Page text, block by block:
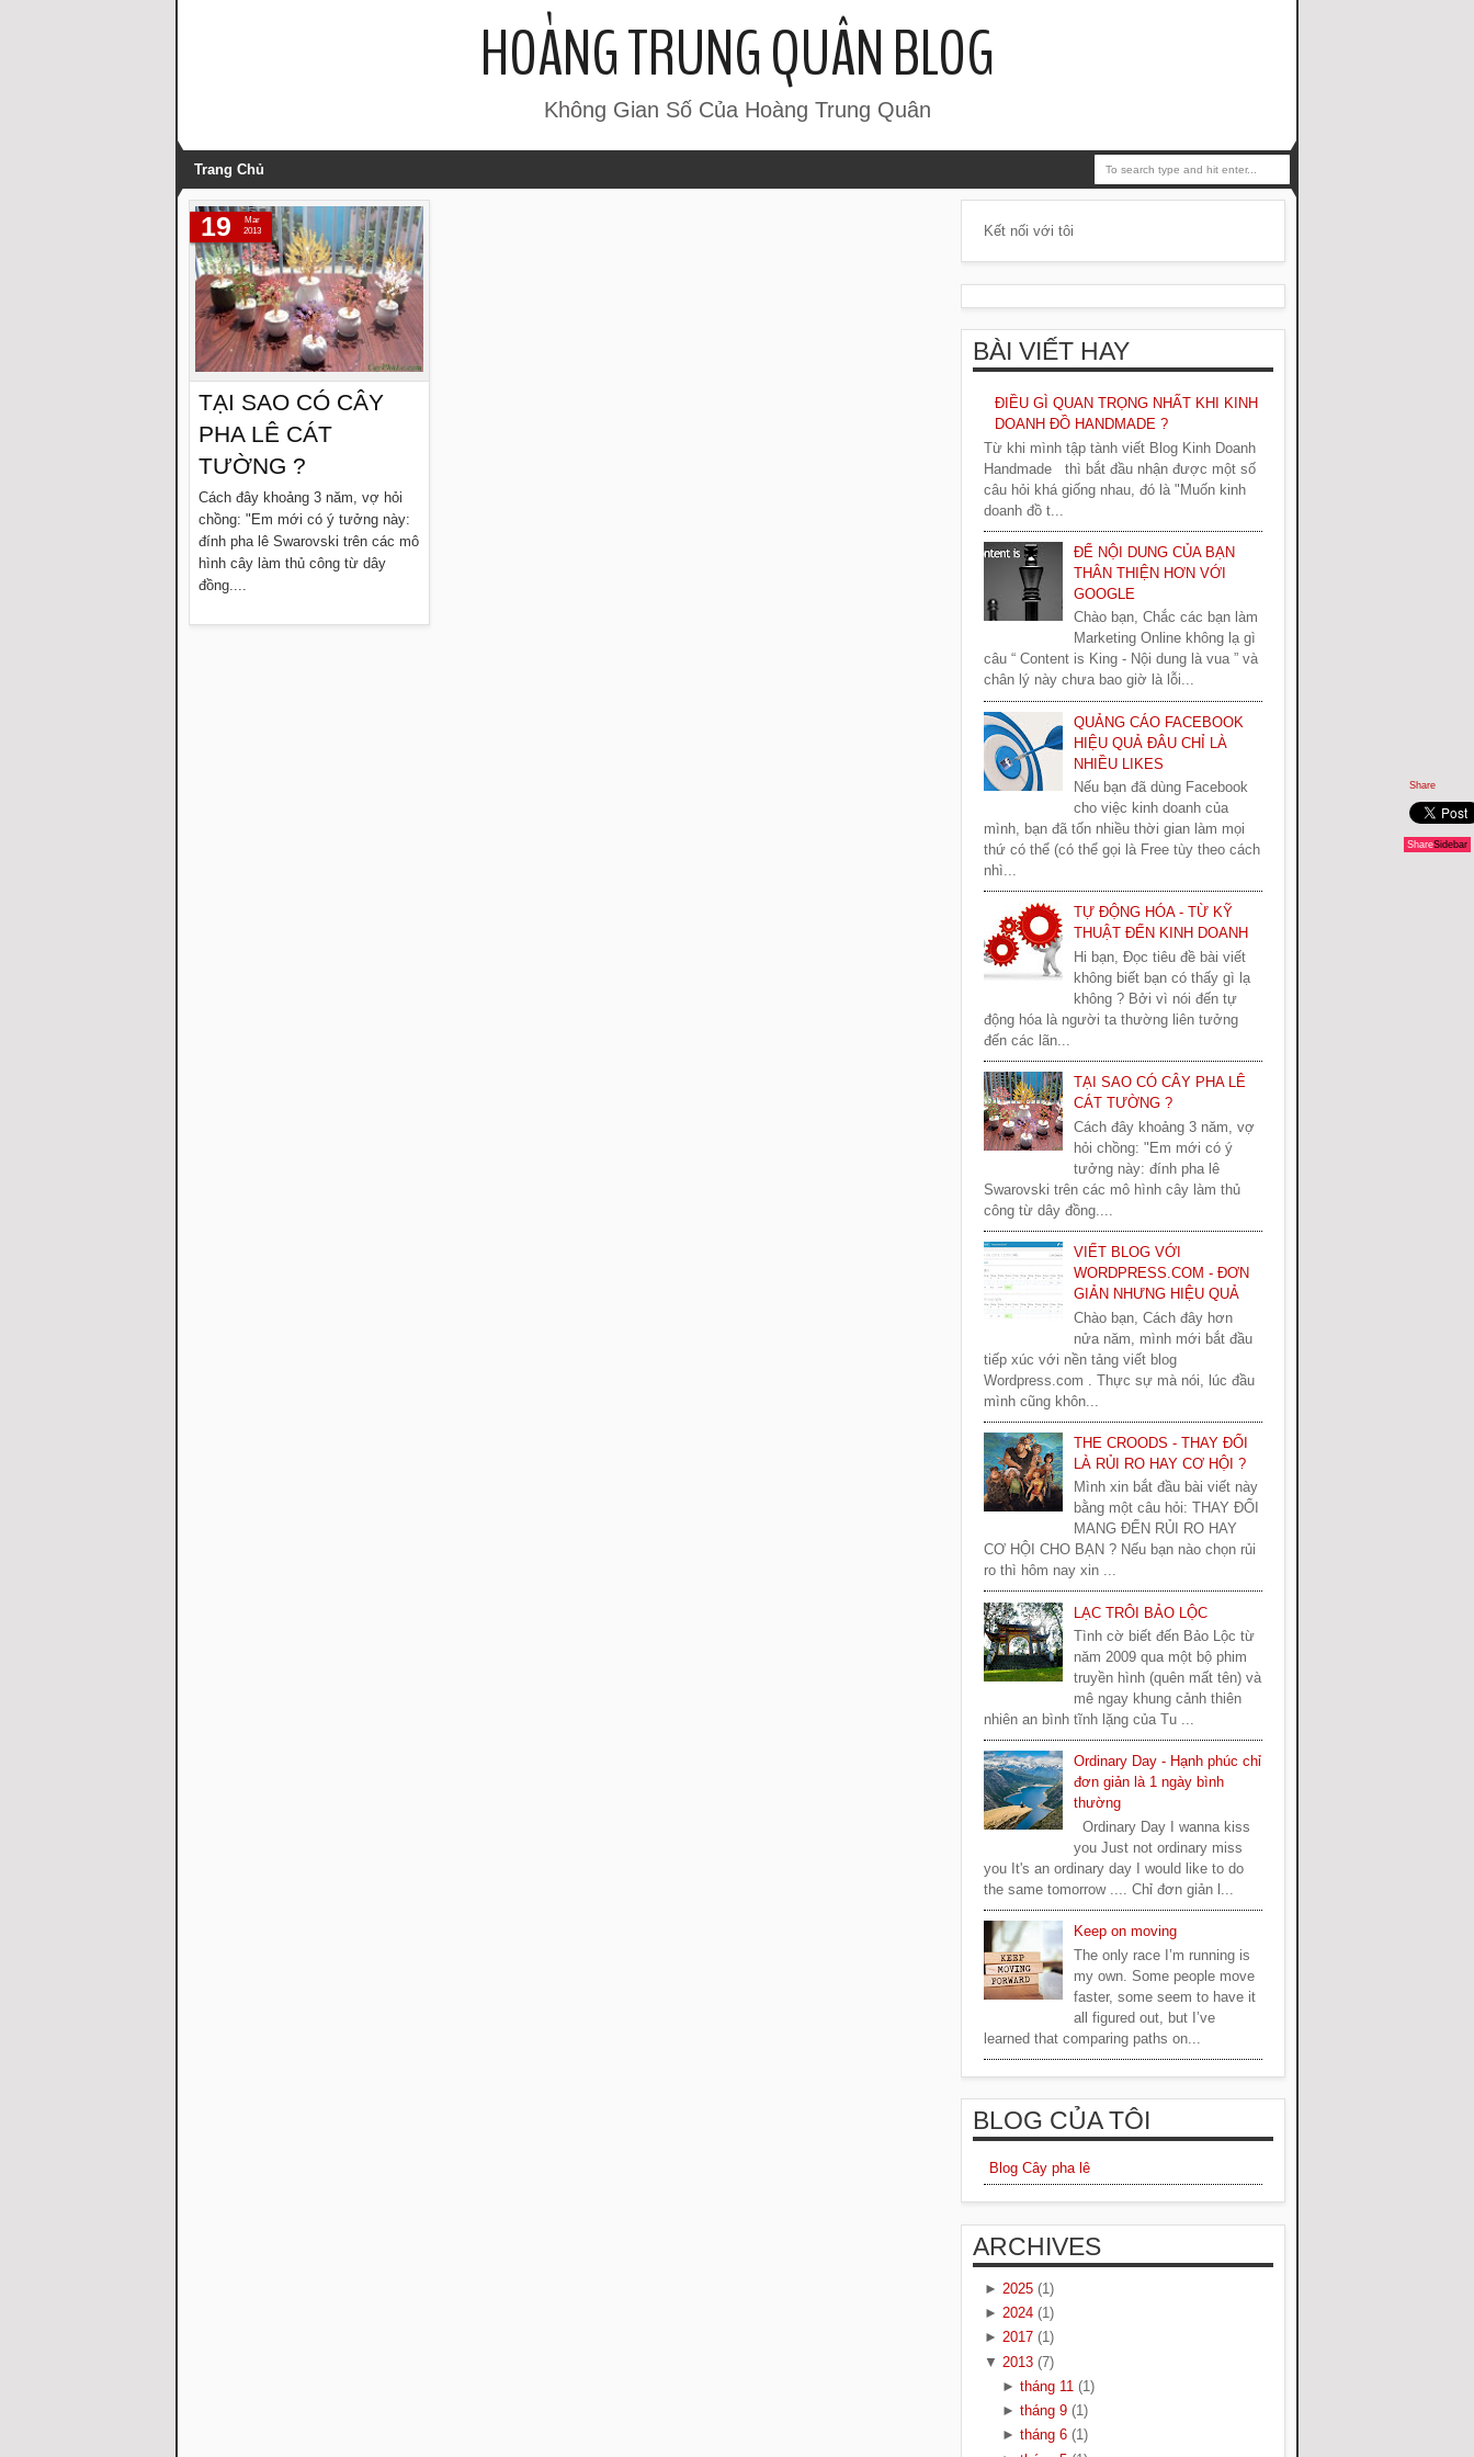
HOÀNG TRUNG QUÂN BLOG
Không Gian Số Của Hoàng Trung Quân
Trang Chủ
TẠI SAO CÓ CÂY
PHA LÊ CÁT
TƯỜNG ?
Cách đây khoảng 3 năm, vợ hỏi
chồng: "Em mới có ý tưởng này:
đính pha lê Swarovski trên các mô
hình cây làm thủ công từ dây
đồng....
19
Mar
2013
Kết nối với tôi
Share
ShareSidebar
BÀI VIẾT HAY
ĐIỀU GÌ QUAN TRỌNG NHẤT KHI KINH
DOANH ĐỒ HANDMADE ?
Từ khi mình tập tành viết Blog Kinh Doanh
Handmade thì bắt đầu nhận được một số
câu hỏi khá giống nhau, đó là "Muốn kinh
doanh đồ t...
ĐỂ NỘI DUNG CỦA BẠN
THÂN THIỆN HƠN VỚI
GOOGLE
Chào bạn, Chắc các bạn làm
Marketing Online không lạ gì
câu “ Content is King - Nội dung là vua ” và
chân lý này chưa bao giờ là lỗi...
QUẢNG CÁO FACEBOOK
HIỆU QUẢ ĐÂU CHỈ LÀ
NHIỀU LIKES
Nếu bạn đã dùng Facebook
cho việc kinh doanh của
mình, bạn đã tốn nhiều thời gian làm mọi
thứ có thể (có thể gọi là Free tùy theo cách
nhì...
TỰ ĐỘNG HÓA - TỪ KỸ
THUẬT ĐẾN KINH DOANH
Hi bạn, Đọc tiêu đề bài viết
không biết bạn có thấy gì lạ
không ? Bởi vì nói đến tự
động hóa là người ta thường liên tưởng
đến các lãn...
TẠI SAO CÓ CÂY PHA LÊ
CÁT TƯỜNG ?
Cách đây khoảng 3 năm, vợ
hỏi chồng: "Em mới có ý
tưởng này: đính pha lê
Swarovski trên các mô hình cây làm thủ
công từ dây đồng....
VIẾT BLOG VỚI
WORDPRESS.COM - ĐƠN
GIẢN NHƯNG HIỆU QUẢ
Chào bạn, Cách đây hơn
nửa năm, mình mới bắt đầu
tiếp xúc với nền tảng viết blog
Wordpress.com . Thực sự mà nói, lúc đầu
mình cũng khôn...
THE CROODS - THAY ĐỔI
LÀ RỦI RO HAY CƠ HỘI ?
Mình xin bắt đầu bài viết này
bằng một câu hỏi: THAY ĐỔI
MANG ĐẾN RỦI RO HAY
CƠ HỘI CHO BẠN ? Nếu bạn nào chọn rủi
ro thì hôm nay xin ...
LẠC TRÔI BẢO LỘC
Tình cờ biết đến Bảo Lộc từ
năm 2009 qua một bộ phim
truyền hình (quên mất tên) và
mê ngay khung cảnh thiên
nhiên an bình tĩnh lặng của Tu ...
Ordinary Day - Hạnh phúc chỉ
đơn giản là 1 ngày bình
thường
Ordinary Day I wanna kiss
you Just not ordinary miss
you It's an ordinary day I would like to do
the same tomorrow .... Chỉ đơn giản l...
Keep on moving
The only race I’m running is
my own. Some people move
faster, some seem to have it
all figured out, but I’ve
learned that comparing paths on...
BLOG CỦA TÔI
Blog Cây pha lê
ARCHIVES
► 2025 (1)
► 2024 (1)
► 2017 (1)
▼ 2013 (7)
► tháng 11 (1)
► tháng 9 (1)
► tháng 6 (1)